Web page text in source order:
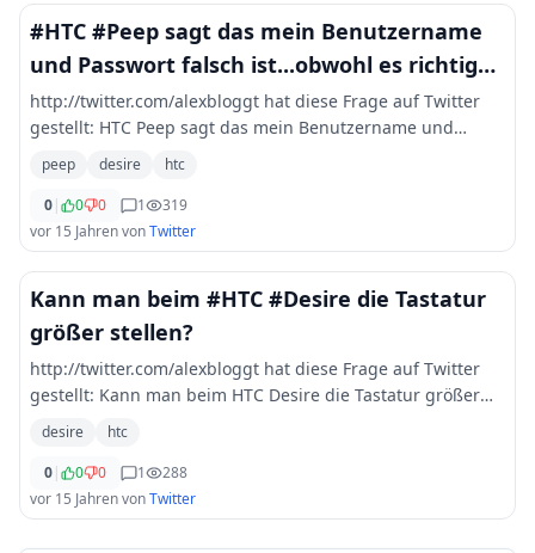
#HTC #Peep sagt das mein Benutzername
und Passwort falsch ist...obwohl es richtig
ist.... Was soll ich machen
http://twitter.com/alexbloggt hat diese Frage auf Twitter
gestellt: HTC Peep sagt das mein Benutzername und
Passwort falsch ist...obwohl es richtig ist.... Was soll ich
machen? HTC Desire Followe
peep desire
htc
0| 0 0 1
319
vor 15 JahrenvonTwitter
Kann man beim #HTC #Desire die Tastatur
größer stellen?
http://twitter.com/alexbloggt hat diese Frage auf Twitter
gestellt: Kann man beim HTC Desire die Tastatur größer
stellen? Followerpower
desire
htc
0| 0 0 1
288
vor 15 JahrenvonTwitter